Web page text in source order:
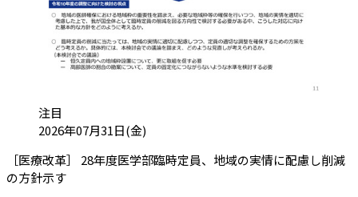
カテゴリ:
注目
投稿日:2026年07月31日(金)
［医療改革］ 28年度医学部臨時定員、地域の実情に配慮し削減
の方針示す（会員限定記事）